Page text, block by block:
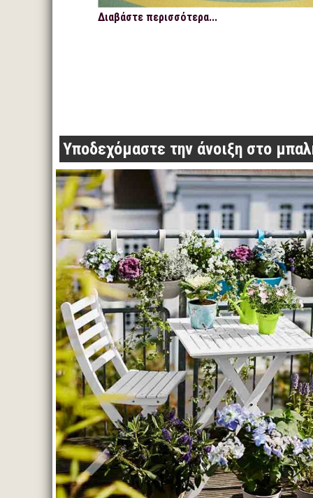
Διαβάστε περισσότερα...
Υποδεχόμαστε την άνοιξη στο